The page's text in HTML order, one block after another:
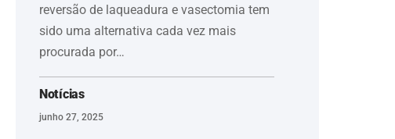
reversão de laqueadura e vasectomia tem
sido uma alternativa cada vez mais
procurada por…
Notícias
junho 27, 2025